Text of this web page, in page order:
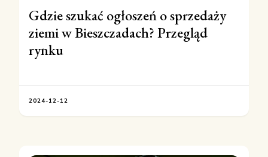
Gdzie szukać ogłoszeń o sprzedaży
ziemi w Bieszczadach? Przegląd
rynku
2024-12-12